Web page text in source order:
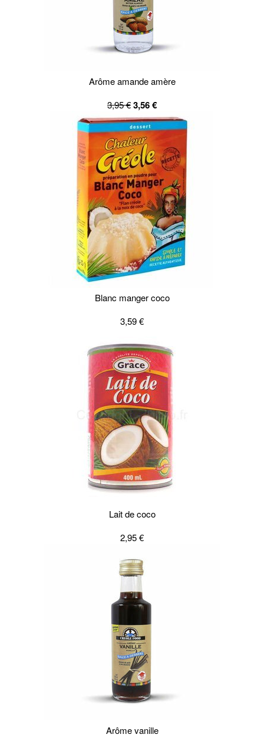
Arôme amande amère
3,95 €3,56 €
Blanc manger coco
3,59 €
Lait de coco
2,95 €
Arôme vanille